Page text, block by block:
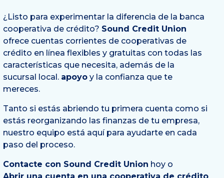
¿Listo para experimentar la diferencia de la banca
cooperativa de crédito? Sound Credit Union
ofrece cuentas corrientes de cooperativas de
crédito en línea flexibles y gratuitas con todas las
características que necesita, además de la
sucursal local. apoyo y la confianza que te
mereces.
Tanto si estás abriendo tu primera cuenta como si
estás reorganizando las finanzas de tu empresa,
nuestro equipo está aquí para ayudarte en cada
paso del proceso.
Contacte con Sound Credit Union hoy o